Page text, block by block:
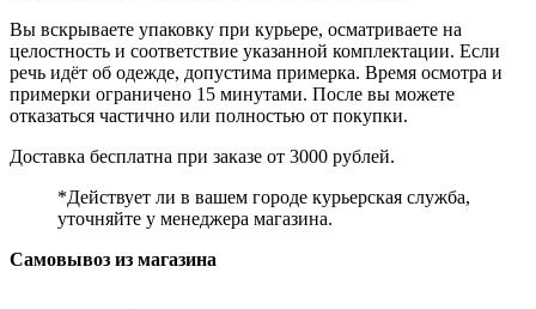
Вы вскрываете упаковку при курьере, осматриваете на
целостность и соответствие указанной комплектации. Если
речь идёт об одежде, допустима примерка. Время осмотра и
примерки ограничено 15 минутами. После вы можете
отказаться частично или полностью от покупки.
Доставка бесплатна при заказе от 3000 рублей.
*Действует ли в вашем городе курьерская служба,
уточняйте у менеджера магазина.
Самовывоз из магазина